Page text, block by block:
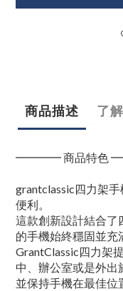
商品描述 了
━━━━ 商品特色
grantclassic四力架
便利。
這款創新設計結合了
的手機始終穩固並充
GrantClassic四力架
中、辦公室或是外出
並保持手機在最佳位